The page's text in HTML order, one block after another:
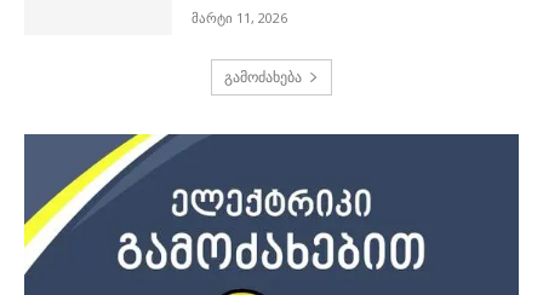
მარტი 11, 2026
გამოძახება